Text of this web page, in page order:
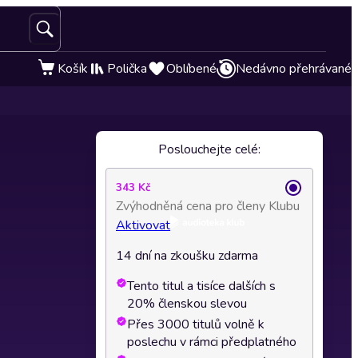
Košík Polička Oblíbené Nedávno přehrávané
Poslouchejte celé:
343 Kč
Zvýhodněná cena pro členy Klubu
Aktivovat
14 dní na zkoušku zdarma
Tento titul a tisíce dalších s
20% členskou slevou
Přes 3000 titulů volně k
poslechu v rámci předplatného